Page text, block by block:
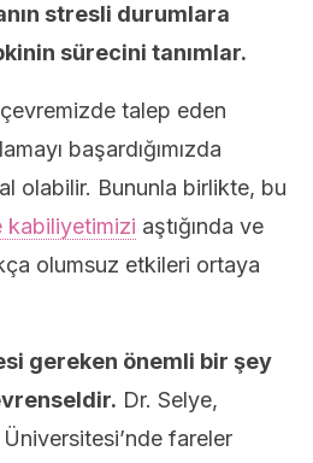
stresli durumlara
sürecini tanımlar.
talep eden
başardığımızda
olabilir. Bununla birlikte, bu
kabiliyetimizi aştığında ve
olumsuz etkileri ortaya
gereken önemli bir şey
Dr. Selye,
fareler